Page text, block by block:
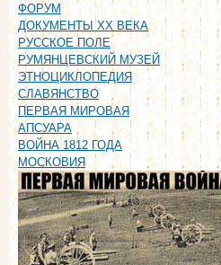
ФОРУМ
ДОКУМЕНТЫ XX ВЕКА
РУССКОЕ ПОЛЕ
РУМЯНЦЕВСКИЙ МУЗЕЙ
ЭТНОЦИКЛОПЕДИЯ
СЛАВЯНСТВО
ПЕРВАЯ МИРОВАЯ
АПСУАРА
ВОЙНА 1812 ГОДА
МОСКОВИЯ